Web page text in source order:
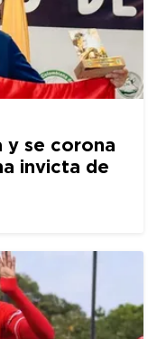
y se corona
invicta de